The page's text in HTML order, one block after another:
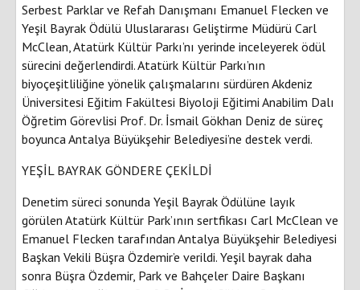
Serbest Parklar ve Refah Danışmanı Emanuel Flecken ve
Yeşil Bayrak Ödülü Uluslararası Geliştirme Müdürü Carl
McClean, Atatürk Kültür Parkı’nı yerinde inceleyerek ödül
sürecini değerlendirdi. Atatürk Kültür Parkı’nın
biyoçeşitliliğine yönelik çalışmalarını sürdüren Akdeniz
Üniversitesi Eğitim Fakültesi Biyoloji Eğitimi Anabilim Dalı
Öğretim Görevlisi Prof. Dr. İsmail Gökhan Deniz de süreç
boyunca Antalya Büyükşehir Belediyesi’ne destek verdi.
YEŞİL BAYRAK GÖNDERE ÇEKİLDİ
Denetim süreci sonunda Yeşil Bayrak Ödülüne layık
görülen Atatürk Kültür Park’ının sertfikası Carl McClean ve
Emanuel Flecken tarafından Antalya Büyükşehir Belediyesi
Başkan Vekili Büşra Özdemir’e verildi. Yeşil bayrak daha
sonra Büşra Özdemir, Park ve Bahçeler Daire Başkanı